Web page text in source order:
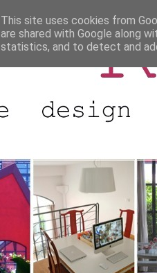
This site uses cookies from
are shared with Google along
statistics, and to detect and